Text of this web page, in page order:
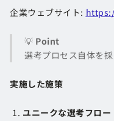
企業ウェブサイト:
💡 Point
選考プロセス自体を
実施した施策
ユニークな選考フロー